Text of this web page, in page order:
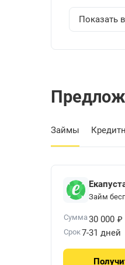
Показать
Займы
Займ
Сумма30 000 ₽
Срок7-31 дней